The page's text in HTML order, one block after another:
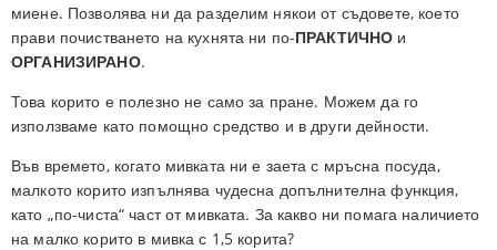
миене. Позволява ни да разделим някои от съдовете, което
прави почистването на кухнята ни по-ПРАКТИЧНО и
ОРГАНИЗИРАНО.
Това корито е полезно не само за пране. Можем да го
използваме като помощно средство и в други дейности.
Във времето, когато мивката ни е заета с мръсна посуда,
малкото корито изпълнява чудесна допълнителна функция,
като „по-чиста“ част от мивката. За какво ни помага наличието
на малко корито в мивка с 1,5 корита?